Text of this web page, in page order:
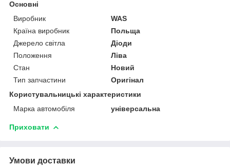
Основні
Виробник
WAS
Країна виробник
Польща
Джерело світла
Діоди
Положення
Ліва
Стан
Новий
Тип запчастини
Оригінал
Користувальницькі характеристики
Марка автомобіля
універсальна
Приховати
Умови доставки